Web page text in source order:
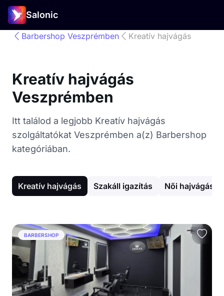
Salonic
Barbershop Veszprémben Kreatív hajvágás
Kreatív hajvágás
Veszprémben
Itt találod a legjobb Kreatív hajvágás
szolgáltatókat Veszprémben a(z) Barbershop
kategóriában.
Kreatív hajvágás Szakáll igazítás Női hajvágás
BARBERSHOP